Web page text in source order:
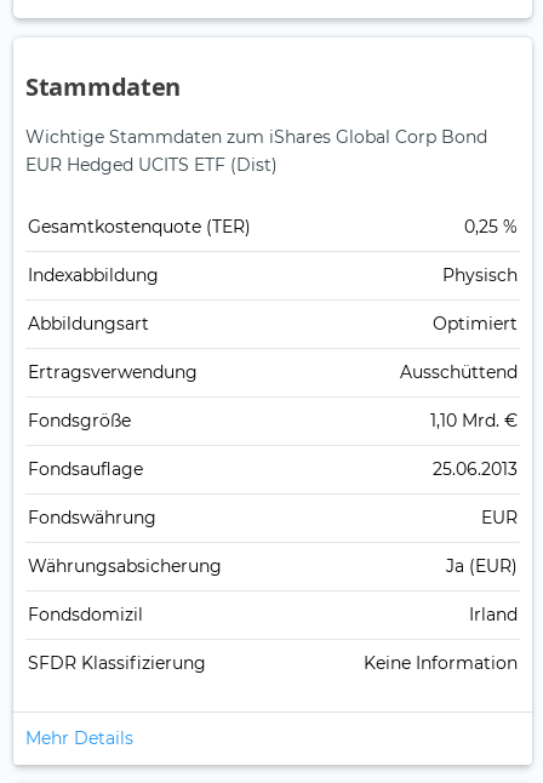
Stammdaten
Wichtige Stammdaten zum iShares Global Corp Bond
EUR Hedged UCITS ETF (Dist)
Gesamt­kosten­quote (TER) 0,25 %
Index­abbildung Physisch
Abbildungs­art Optimiert
Ertrags­verwendung Ausschüttend
Fonds­größe 1,10 Mrd. €
Fonds­auflage 25.06.2013
Fonds­währung EUR
Währungsabsicherung Ja (EUR)
Fondsdomizil Irland
SFDR Klassifizierung Keine Information
Mehr Details